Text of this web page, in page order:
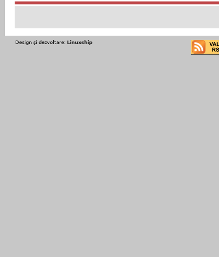
Design şi dezvoltare: Linuxship